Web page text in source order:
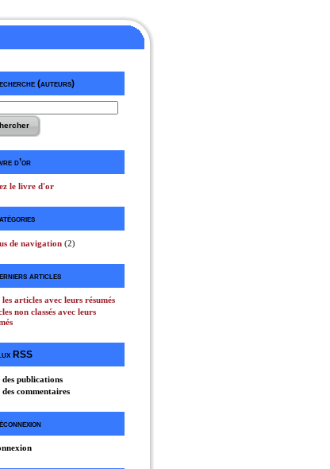
(auteurs)
d’or
le livre d'or
de navigation (2)
articles
les articles avec leurs résumés
non classés avec leurs
RSS
publications
commentaires